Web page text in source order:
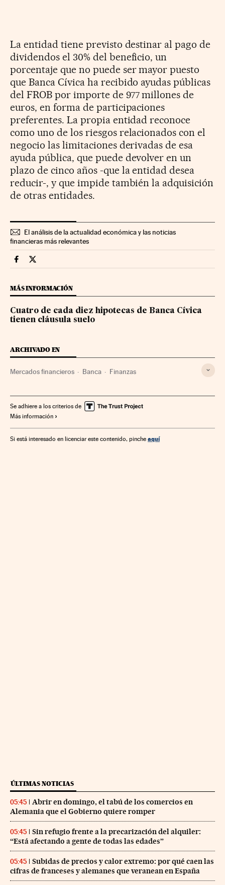
La entidad tiene previsto destinar al pago de
dividendos el 30% del beneficio, un
porcentaje que no puede ser mayor puesto
que Banca Cívica ha recibido ayudas públicas
del FROB por importe de 977 millones de
euros, en forma de participaciones
preferentes. La propia entidad reconoce
como uno de los riesgos relacionados con el
negocio las limitaciones derivadas de esa
ayuda pública, que puede devolver en un
plazo de cinco años -que la entidad desea
reducir-, y que impide también la adquisición
de otras entidades.
El análisis de la actualidad económica y las noticias
financieras más relevantes
Mercados Financieros Cinco Días en Facebook
Mercados Financieros Cinco Días en Twitter
MÁS INFORMACIÓN
Cuatro de cada diez hipotecas de Banca Cívica
tienen cláusula suelo
ARCHIVADO EN
Mercados financieros Banca Finanzas
Se adhiere a los criterios de
Más información
Si está interesado en licenciar este contenido, pinche aquí
ÚLTIMAS NOTICIAS
05:45
Abrir en domingo, el tabú de los comercios en
Alemania que el Gobierno quiere romper
05:45
Sin refugio frente a la precarización del alquiler:
“Está afectando a gente de todas las edades”
05:45
Subidas de precios y calor extremo: por qué caen las
cifras de franceses y alemanes que veranean en España